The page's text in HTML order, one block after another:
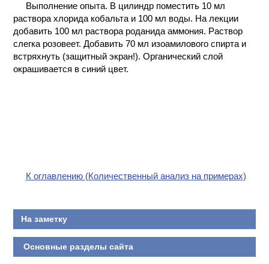
КОНТАКТЫ
Выполнение опыта. В цилиндр поместить 10 мл
раствора хлорида кобальта и 100 мл воды. На лекции
добавить 100 мл раствора роданида аммония. Раствор
слегка розовеет. Добавить 70 мл изоамилового спирта и
встряхнуть (защитный экран!). Органический слой
окрашивается в синий цвет.
К оглавлению (Количественный анализ на примерах)
На заметку
Основные разделы сайта